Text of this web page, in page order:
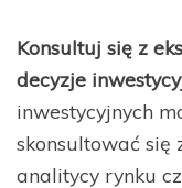
Konsultuj się z
decyzje
inwestycyjnych
skonsultować się
analitycy rynku